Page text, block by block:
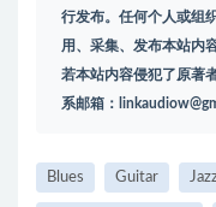
行发布。任何个人或组
用、采集、发布本站内
若本站内容侵犯了原著
系邮箱：
Blues Guitar